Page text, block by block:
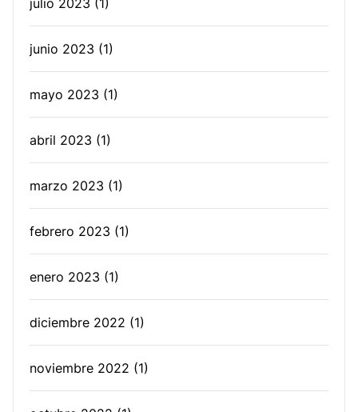
julio 2023 (1)
junio 2023 (1)
mayo 2023 (1)
abril 2023 (1)
marzo 2023 (1)
febrero 2023 (1)
enero 2023 (1)
diciembre 2022 (1)
noviembre 2022 (1)